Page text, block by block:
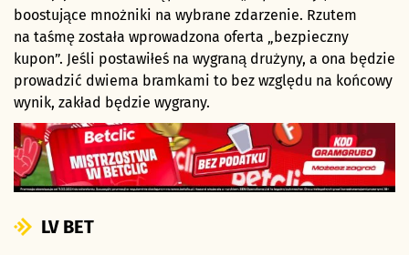
boostujące mnożniki na wybrane zdarzenie. Rzutem
na taśmę została wprowadzona oferta „bezpieczny
kupon”. Jeśli postawiłeś na wygraną drużyny, a ona będzie
prowadzić dwiema bramkami to bez względu na końcowy
wynik, zakład będzie wygrany.
LV BET